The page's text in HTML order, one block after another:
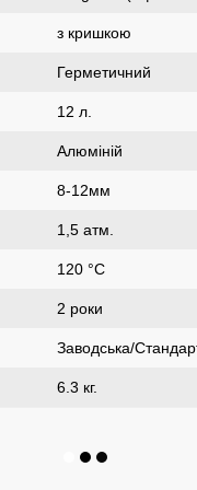
з кришкою
Герметичний
12 л.
Алюміній
8-12мм
1,5 атм.
120 °C
2 роки
Заводська/
6.3 кг.